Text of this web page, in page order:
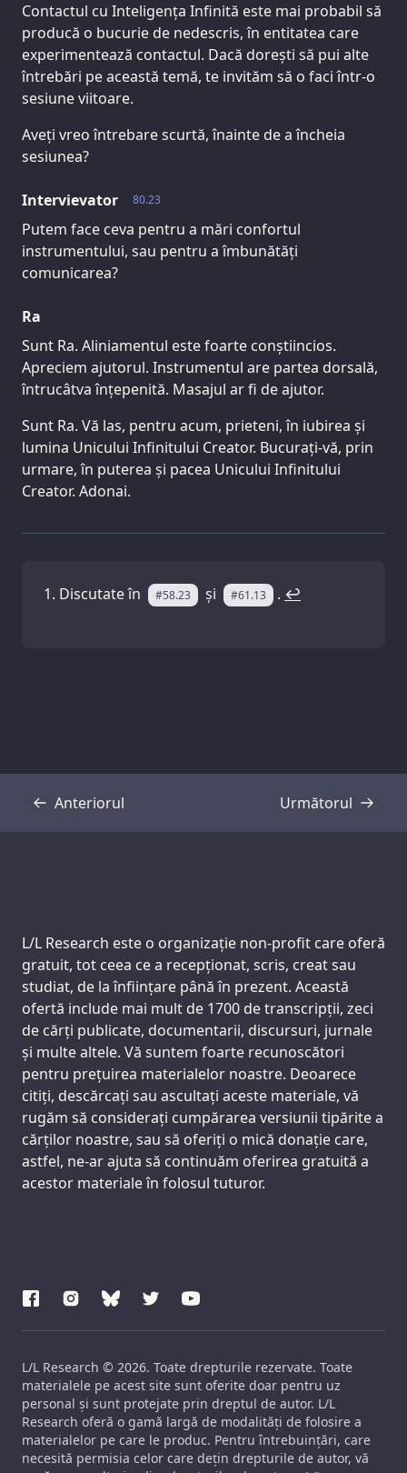
Contactul cu Inteligența Infinită este mai probabil să
producă o bucurie de nedescris, în entitatea care
experimentează contactul. Dacă dorești să pui alte
întrebări pe această temă, te invităm să o faci într-o
sesiune viitoare.
Aveți vreo întrebare scurtă, înainte de a încheia
sesiunea?
80.23
Intervievator
Putem face ceva pentru a mări confortul
instrumentului, sau pentru a îmbunătăți
comunicarea?
Ra
Sunt Ra. Aliniamentul este foarte conștiincios.
Apreciem ajutorul. Instrumentul are partea dorsală,
întrucâtva înțepenită. Masajul ar fi de ajutor.
Sunt Ra. Vă las, pentru acum, prieteni, în iubirea și
lumina Unicului Infinitului Creator. Bucurați-vă, prin
urmare, în puterea și pacea Unicului Infinitului
Creator. Adonai.
Discutate în #58.23 și #61.13 . ↩
Anteriorul
Transcriere Următorul
Transcriere
Support us:
L/L Research este o organizație non-profit care oferă
gratuit, tot ceea ce a recepționat, scris, creat sau
studiat, de la înființare până în prezent. Această
ofertă include mai mult de 1700 de transcripții, zeci
de cărți publicate, documentarii, discursuri, jurnale
și multe altele. Vă suntem foarte recunoscători
pentru prețuirea materialelor noastre. Deoarece
citiți, descărcați sau ascultați aceste materiale, vă
rugăm să considerați cumpărarea versiunii tipărite a
cărților noastre, sau să oferiți o mică donație care,
astfel, ne-ar ajuta să continuăm oferirea gratuită a
acestor materiale în folosul tuturor.
L/L Research © 2026. Toate drepturile rezervate. Toate
materialele pe acest site sunt oferite doar pentru uz
personal și sunt protejate prin dreptul de autor. L/L
Research oferă o gamă largă de modalități de folosire a
materialelor pe care le produc. Pentru întrebuințări, care
necesită permisia celor care dețin drepturile de autor, vă